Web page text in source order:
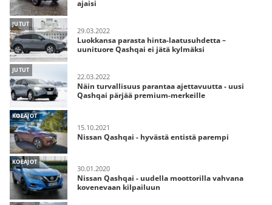
ajaisi
JUTUT
29.03.2022
Luokkansa parasta hinta-laatusuhdetta –
uunituore Qashqai ei jätä kylmäksi
JUTUT
22.03.2022
Näin turvallisuus parantaa ajettavuutta - uusi
Qashqai pärjää premium-merkeille
KOEAJOT
15.10.2021
Nissan Qashqai - hyvästä entistä parempi
KOEAJOT
30.01.2020
Nissan Qashqai - uudella moottorilla vahvana
kovenevaan kilpailuun